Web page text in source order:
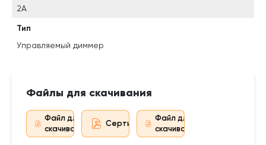
2А
Тип
Управляемый диммер
Файлы для скачивания
Файл для
скачивания
Сертификат дистрибьютора
Файл для
скачивания